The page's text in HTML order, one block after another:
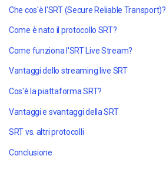
Che cos'è l'SRT (Secure Reliable Transport)?
Come è nato il protocollo SRT?
Come funziona l'SRT Live Stream?
Vantaggi dello streaming live SRT
Cos'è la piattaforma SRT?
Vantaggi e svantaggi della SRT
SRT vs. altri protocolli
Conclusione